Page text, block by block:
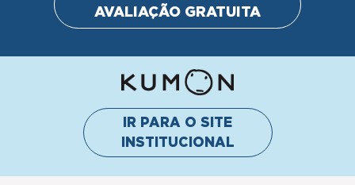
AVALIAÇÃO GRATUITA
IR PARA O SITE
INSTITUCIONAL